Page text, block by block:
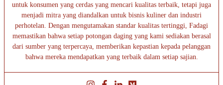
untuk konsumen yang cerdas yang mencari kualitas terbaik, tetapi juga
menjadi mitra yang diandalkan untuk bisnis kuliner dan industri
perhotelan. Dengan mengutamakan standar kualitas tertinggi, Fadagi
memastikan bahwa setiap potongan daging yang kami sediakan berasal
dari sumber yang terpercaya, memberikan kepastian kepada pelanggan
bahwa mereka mendapatkan yang terbaik dalam setiap sajian.